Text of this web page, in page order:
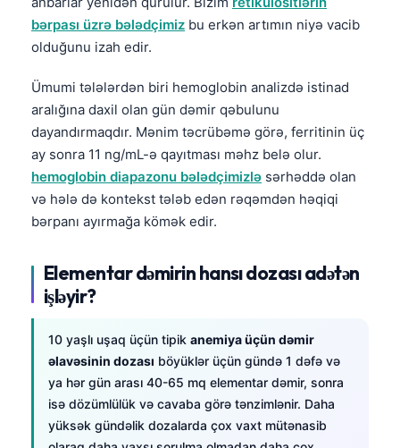
bərpası üzrə bələdçimiz bu erkən artımın niyə vacib
olduğunu izah edir.
Ümumi tələlərdən biri hemoglobin analizdə istinad
aralığına daxil olan gün dəmir qəbulunu
dayandırmaqdır. Mənim təcrübəmə görə, ferritinin üç
ay sonra 11 ng/mL-ə qayıtması məhz belə olur.
hemoglobin diapazonu bələdçimizlə sərhəddə olan
və hələ də kontekst tələb edən rəqəmdən həqiqi
bərpanı ayırmağa kömək edir.
Elementar dəmirin hansı dozası adətən
işləyir?
10 yaşlı uşaq üçün tipik anemiya üçün dəmir
əlavəsinin dozası böyüklər üçün gündə 1 dəfə və
ya hər gün arası 40-65 mq elementar dəmir, sonra
isə dözümlülük və cavaba görə tənzimlənir. Daha
yüksək gündəlik dozalarda çox vaxt mütənasib